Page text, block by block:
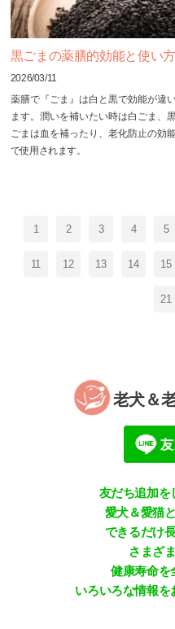
黒ごまの薬膳的効能と使い方
2026/03/11
薬膳で『ごま』は白と黒で効能が違
ます。潤いを補いたい時は白ごま、
ごまは血を補ったり、老化防止の効
で使用されます。
1 2 3 4 5
11 12 13 14 15
21
老犬＆
友だち追加を
愛犬＆愛猫
できるだけ
さまざ
健康寿命を
いろいろな情報を